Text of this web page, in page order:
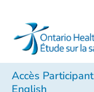
Accès Participant
English